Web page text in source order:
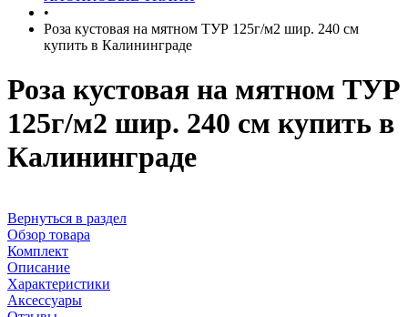
•
Роза кустовая на мятном ТУР 125г/м2 шир. 240 см
купить в Калининграде
Роза кустовая на мятном ТУР
125г/м2 шир. 240 см купить в
Калининграде
Вернуться в раздел
Обзор товара
Комплект
Описание
Характеристики
Аксессуары